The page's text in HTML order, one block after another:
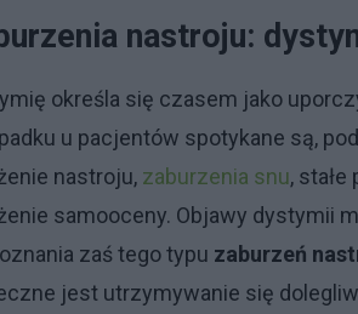
nastroju:
określa się czasem jako
u pacjentów spotykane są,
nastroju, zaburzenia snu,
samooceny. Objawy dystymii
zaś tego typu zaburzeń
jest utrzymywanie się